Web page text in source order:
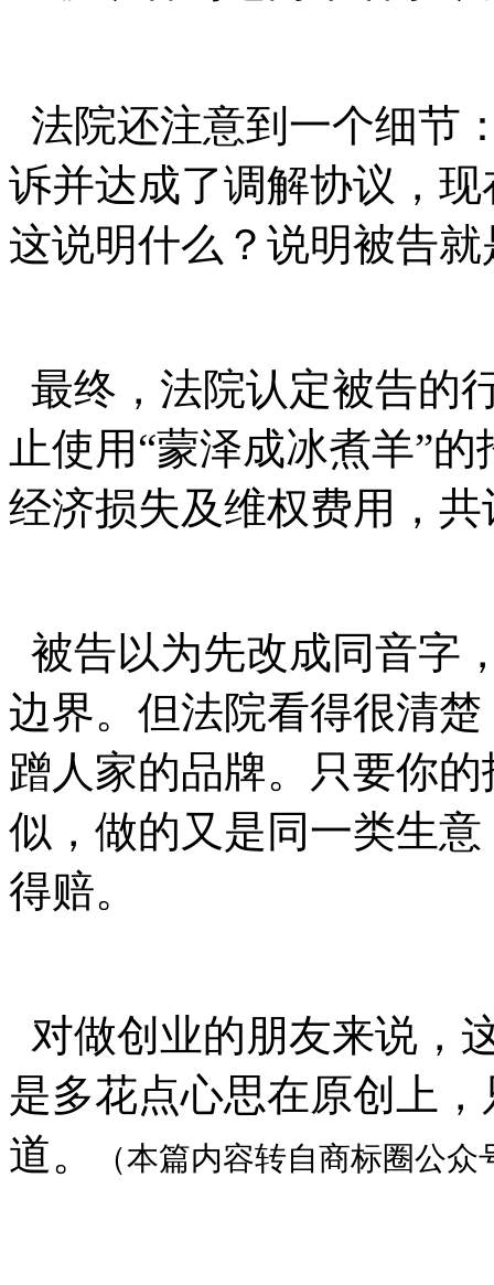
法院还注意到一个细节
诉并达成了调解协议，
这说明什么？说明被告
最终，法院认定被告的
止使用“蒙泽成冰煮羊”
经济损失及维权费用，共
被告以为先改成同音字
边界。但法院看得很清
蹭人家的品牌。只要你
似，做的又是同一类生
得赔。
对做创业的朋友来说，
是多花点心思在原创上
道。
（本篇内容转自商标圈公